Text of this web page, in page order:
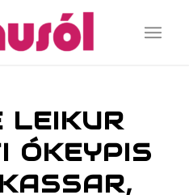
LEIKUR
ÓKEYPIS